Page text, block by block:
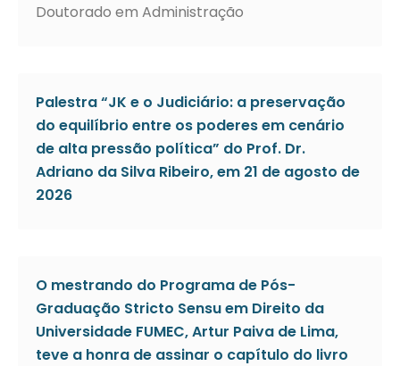
Doutorado em Administração
Palestra “JK e o Judiciário: a preservação
do equilíbrio entre os poderes em cenário
de alta pressão política” do Prof. Dr.
Adriano da Silva Ribeiro, em 21 de agosto de
2026
O mestrando do Programa de Pós-
Graduação Stricto Sensu em Direito da
Universidade FUMEC, Artur Paiva de Lima,
teve a honra de assinar o capítulo do livro